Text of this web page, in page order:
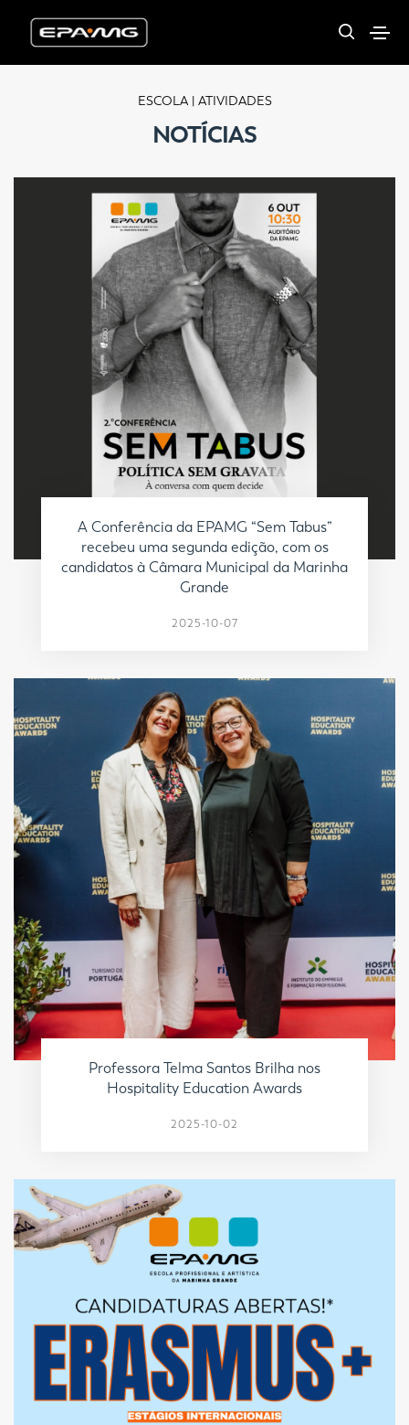
ESCOLA | ATIVIDADES
NOTÍCIAS
A Conferência da EPAMG “Sem Tabus”
recebeu uma segunda edição, com os
candidatos à Câmara Municipal da Marinha
Grande
2025-10-07
Professora Telma Santos Brilha nos
Hospitality Education Awards
2025-10-02